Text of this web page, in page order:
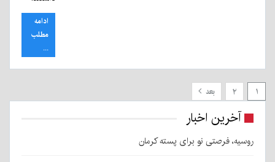
ادامه
مطلب
...
۱ ۲ بعد
آخرین اخبار
روسیه، فرصتی نو برای پسته کرمان